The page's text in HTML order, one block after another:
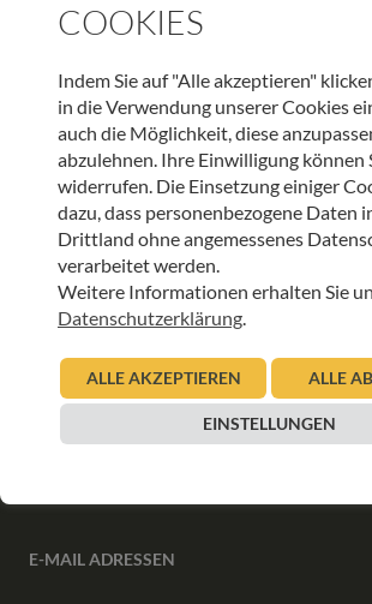
ANMELDEN
INFORMATIONEN
Downloads
Interner Bereich
Partner
E-MAIL ADRESSEN
COOKIES
Indem Sie auf "Alle akzeptieren"
in die Verwendung unserer Cookies
auch die Möglichkeit, diese
abzulehnen. Ihre Einwilligung können
widerrufen. Die Einsetzung einiger
dazu, dass personenbezogene Daten
Drittland ohne angemessenes
verarbeitet werden.
Weitere Informationen erhalten Sie
Datenschutzerklärung.
ALLE AKZEPTIEREN ALLE
EINSTELLUNGEN